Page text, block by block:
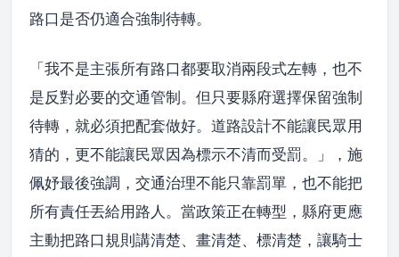
路口是否仍適合強制待轉。
「我不是主張所有路口都要取消兩段式左轉，也不
是反對必要的交通管制。但只要縣府選擇保留強制
待轉，就必須把配套做好。道路設計不能讓民眾用
猜的，更不能讓民眾因為標示不清而受罰。」，施
佩妤最後強調，交通治理不能只靠罰單，也不能把
所有責任丟給用路人。當政策正在轉型，縣府更應
主動把路口規則講清楚、畫清楚、標清楚，讓騎士